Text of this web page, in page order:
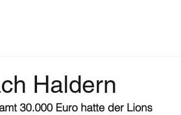
Haldern
30.000 Euro hatte der Lions